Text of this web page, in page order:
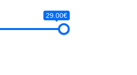
29.00€